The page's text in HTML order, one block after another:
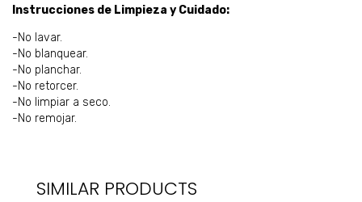
Instrucciones de Limpieza y Cuidado:
-No lavar.
-No blanquear.
-No planchar.
-No retorcer.
-No limpiar a seco.
-No remojar.
SIMILAR PRODUCTS